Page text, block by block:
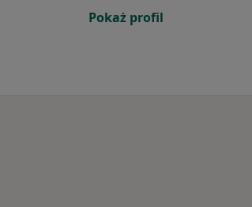
Pokaż profil